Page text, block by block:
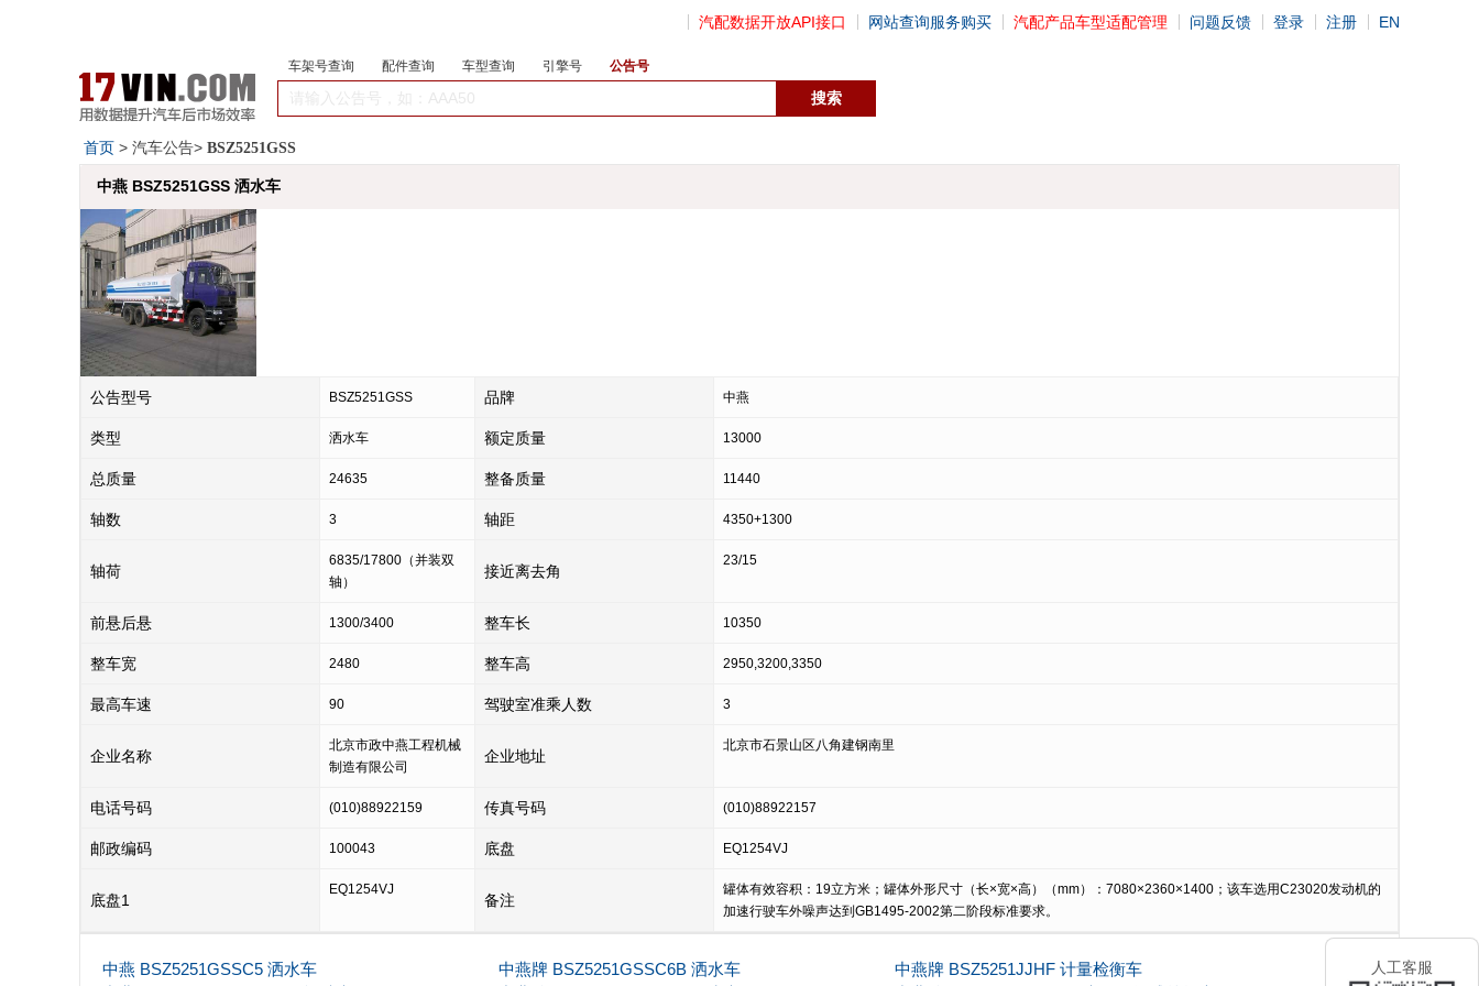
汽配数据开放API接口 网站查询服务购买 汽配产品车型适配管理 问题反馈 登录 注册 EN
车架号查询 配件查询 车型查询 引擎号 公告号
首页 > 汽车公告> BSZ5251GSS
中燕 BSZ5251GSS 洒水车
公告型号 BSZ5251GSS 品牌 中燕
类型 洒水车 额定质量 13000
总质量 24635 整备质量 11440
轴数 3 轴距 4350+1300
轴荷
6835/17800（并装双
轴）
接近离去角
23/15
前悬后悬 1300/3400 整车长 10350
整车宽 2480 整车高 2950,3200,3350
最高车速 90 驾驶室准乘人数 3
企业名称
北京市政中燕工程机械
制造有限公司
企业地址
北京市石景山区八角建钢南里
电话号码 (010)88922159 传真号码 (010)88922157
邮政编码 100043 底盘 EQ1254VJ
底盘1
EQ1254VJ
备注
罐体有效容积：19立方米；罐体外形尺寸（长×宽×高）（mm）：7080×2360×1400；该车选用C23020发动机的
加速行驶车外噪声达到GB1495-2002第二阶段标准要求。
中燕 BSZ5251GSSC5 洒水车 中燕牌 BSZ5251GSSC6B 洒水车
中燕牌 BSZ5251JJHF 计量检衡车
人工客服